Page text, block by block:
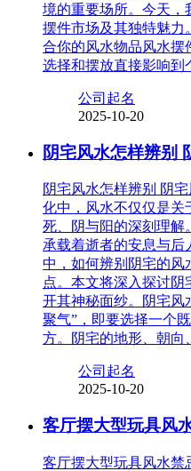
境的重要场所。今天，
摆件市场及其独特魅力
合你的风水物品风水摆
选择和摆放直接影响到
公司起名
2025-10-20
阴宅风水怎样辨别
阴宅风水怎样辨别 阴
化中，风水不仅仅是关
死、阴与阳的深刻理解
承载着逝者的安息与后
中，如何辨别阴宅的风
点。本文将深入探讨
开其神秘面纱。阴宅风
聚气”，即要选择一个
方。阴宅的地形、朝向
公司起名
2025-10-20
客厅摆大型玩具风
客厅摆大型玩具风水禁